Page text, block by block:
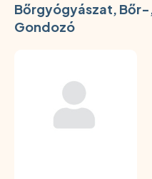
Bőrgyógyászat,
Gondozó